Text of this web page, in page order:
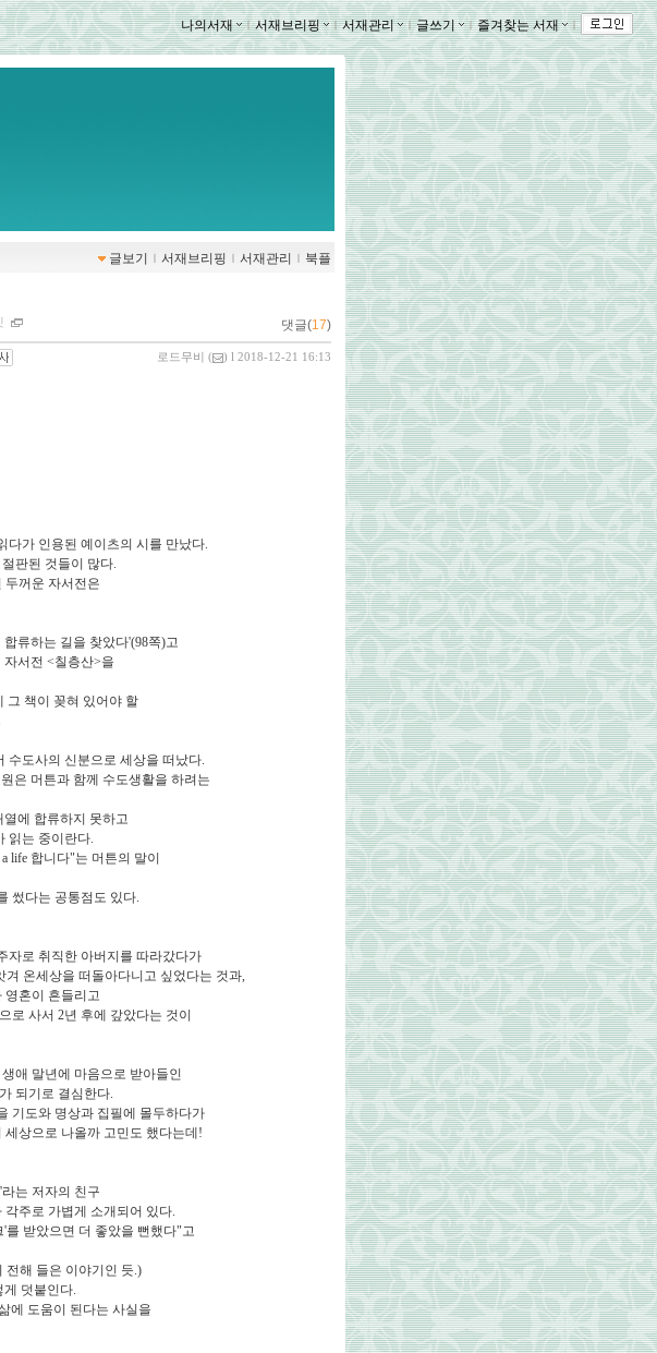
나의서재 ｌ서재브리핑 ｌ서재관리 ｌ글쓰기 ｌ즐겨찾는 서재 ｌ
글보기 ｌ 서재브리핑 ｌ 서재관리 ｌ 북플
댓글(17)
로드무비 ( ) l 2018-12-21 16:13
다가 인용된 예이츠의 시를 만났다.
판된 것들이 많다.
두꺼운 자서전은
류하는 길을 찾았다'(98쪽)고
자서전 <칠층산>을
그 책이 꽂혀 있어야 할
수도사의 신분으로 세상을 떠났다.
은 머튼과 함께 수도생활을 하려는
에 합류하지 못하고
읽는 중이란다.
life 합니다"는 머튼의 말이
썼다는 공통점도 있다.
자로 취직한 아버지를 따라갔다가
온세상을 떠돌아다니고 싶었다는 것과,
영혼이 흔들리고
로 사서 2년 후에 갚았다는 것이
애 말년에 마음으로 받아들인
되기로 결심한다.
기도와 명상과 집필에 몰두하다가
상으로 나올까 고민도 했다는데!
는 저자의 친구
주로 가볍게 소개되어 있다.
를 받았으면 더 좋았을 뻔했다"고
전해 들은 이야기인 듯.)
게 덧붙인다.
에 도움이 된다는 사실을